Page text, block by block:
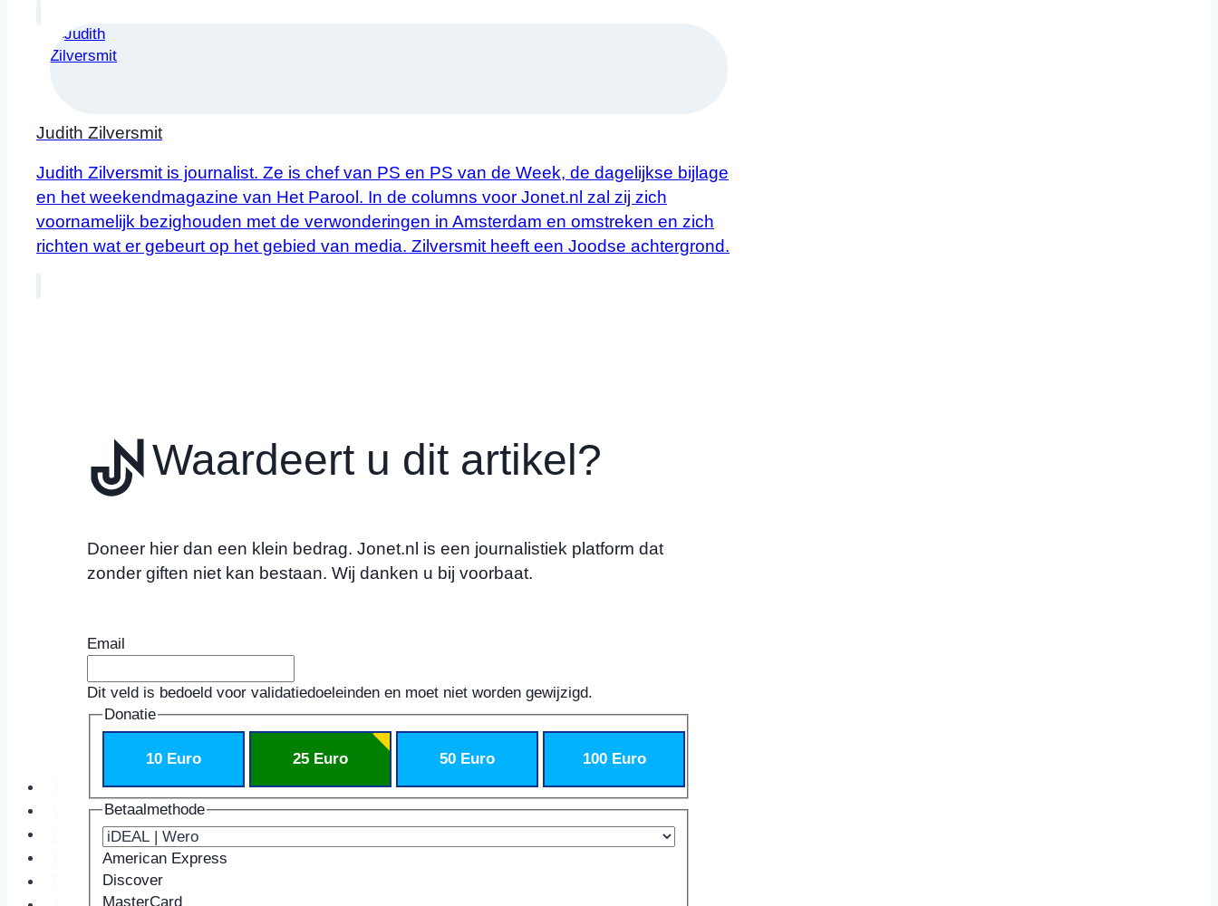
Nieuws
Columns
Cultuur
Agenda
Dossiers
Judith Zilversmit
Judith Zilversmit is journalist. Ze is chef van PS en PS van de Week, de dagelijkse bijlage
en het weekendmagazine van Het Parool. In de columns voor Jonet.nl zal zij zich
voornamelijk bezighouden met de verwonderingen in Amsterdam en omstreken en zich
richten wat er gebeurt op het gebied van media. Zilversmit heeft een Joodse achtergrond.
Waardeert u dit artikel?
Doneer hier dan een klein bedrag. Jonet.nl is een journalistiek platform dat
zonder giften niet kan bestaan. Wij danken u bij voorbaat.
Email
Dit veld is bedoeld voor validatiedoeleinden en moet niet worden gewijzigd.
Donatie
10 Euro 25 Euro 50 Euro 100 Euro
Betaalmethode
American Express
Discover
MasterCard